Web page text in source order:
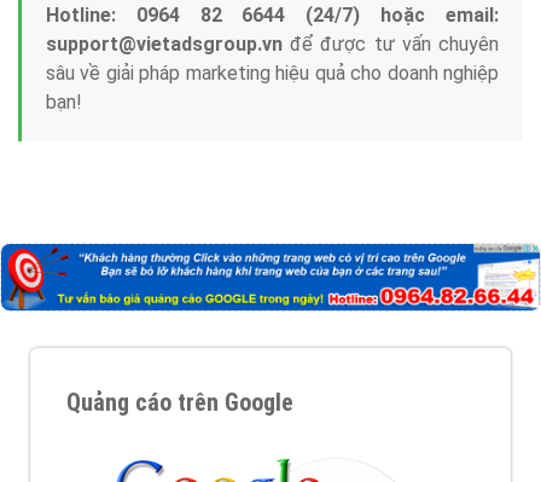
Hotline: 0964 82 6644 (24/7) hoặc email:
support@vietadsgroup.vn để được tư vấn chuyên
sâu về giải pháp marketing hiệu quả cho doanh nghiệp
bạn!
Quảng cáo trên Google